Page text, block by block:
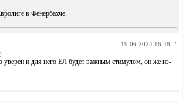
в Фенербахче.
19.06.2024 16:48 #
уверен и для него ЕЛ будет важным стимулом, он же из-